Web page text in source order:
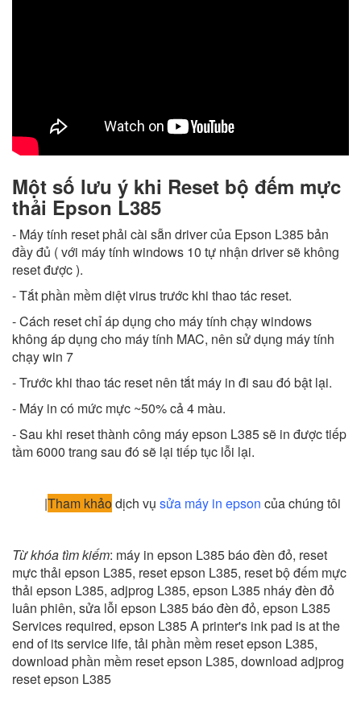
Một số lưu ý khi Reset bộ đếm mực
thải Epson L385
- Máy tính reset phải cài sẵn driver của Epson L385 bản
đầy đủ ( với máy tính windows 10 tự nhận driver sẽ không
reset được ).
- Tắt phần mềm diệt virus trước khi thao tác reset.
- Cách reset chỉ áp dụng cho máy tính chạy windows
không áp dụng cho máy tính MAC, nên sử dụng máy tính
chạy win 7
- Trước khi thao tác reset nên tắt máy in đi sau đó bật lại.
- Máy in có mức mực ~50% cả 4 màu.
- Sau khi reset thành công máy epson L385 sẽ in được tiếp
tầm 6000 trang sau đó sẽ lại tiếp tục lỗi lại.
|Tham khảo dịch vụ sửa máy in epson của chúng tôi
Từ khóa tìm kiếm: máy in epson L385 báo đèn đỏ, reset
mực thải epson L385, reset epson L385, reset bộ đếm mực
thải epson L385, adjprog L385, epson L385 nháy đèn đỏ
luân phiên, sửa lỗi epson L385 báo đèn đỏ, epson L385
Services required, epson L385 A printer's ink pad is at the
end of its service life, tải phần mềm reset epson L385,
download phần mềm reset epson L385, download adjprog
reset epson L385